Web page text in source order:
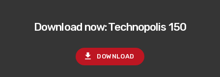
Download now: Technopolis 150
file_download DOWNLOAD